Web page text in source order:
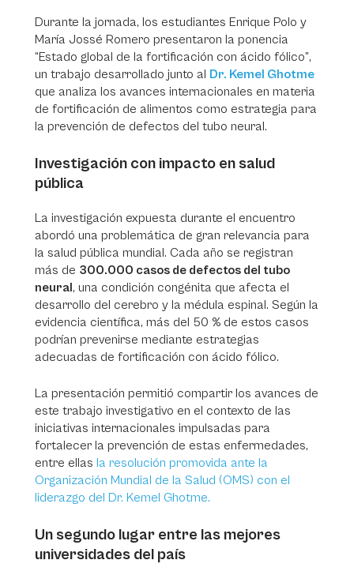
Durante la jornada, los estudiantes Enrique Polo y
María Jossé Romero presentaron la ponencia
“Estado global de la fortificación con ácido fólico”,
un trabajo desarrollado junto al Dr. Kemel Ghotme
que analiza los avances internacionales en materia
de fortificación de alimentos como estrategia para
la prevención de defectos del tubo neural.
Investigación con impacto en salud
pública
La investigación expuesta durante el encuentro
abordó una problemática de gran relevancia para
la salud pública mundial. Cada año se registran
más de 300.000 casos de defectos del tubo
neural, una condición congénita que afecta el
desarrollo del cerebro y la médula espinal. Según la
evidencia científica, más del 50 % de estos casos
podrían prevenirse mediante estrategias
adecuadas de fortificación con ácido fólico.
La presentación permitió compartir los avances de
este trabajo investigativo en el contexto de las
iniciativas internacionales impulsadas para
fortalecer la prevención de estas enfermedades,
entre ellas la resolución promovida ante la
Organización Mundial de la Salud (OMS) con el
liderazgo del Dr. Kemel Ghotme.
Un segundo lugar entre las mejores
universidades del país